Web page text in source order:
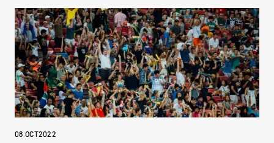
08 OCT2022